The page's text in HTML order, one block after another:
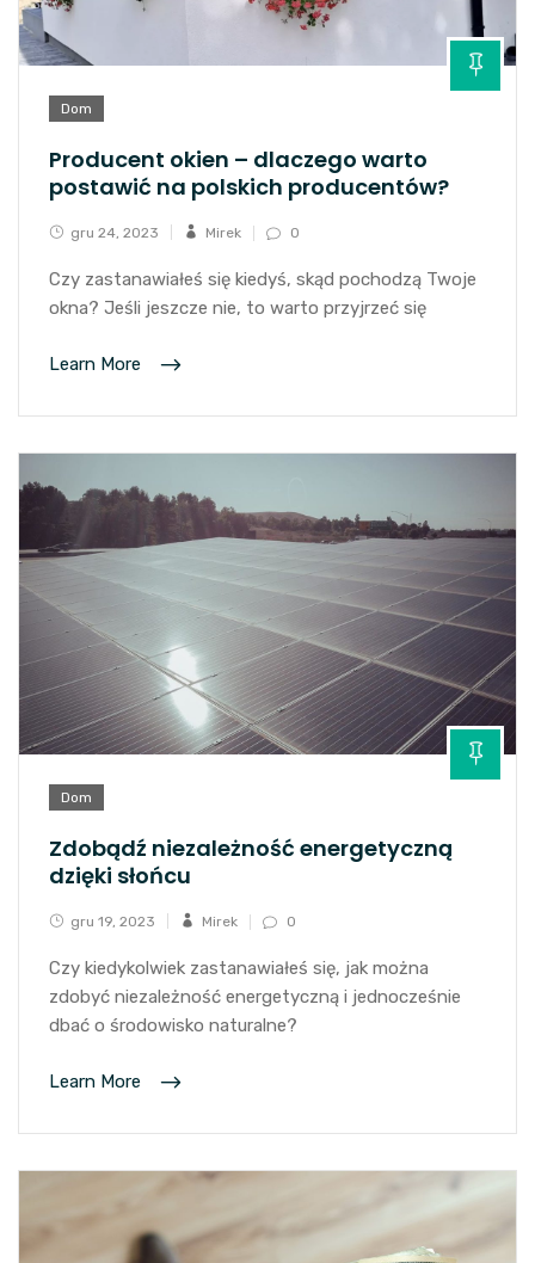
Dom
Producent okien – dlaczego warto
postawić na polskich producentów?
gru 24, 2023 Mirek 0
Czy zastanawiałeś się kiedyś, skąd pochodzą Twoje
okna? Jeśli jeszcze nie, to warto przyjrzeć się
Learn More
Dom
Zdobądź niezależność energetyczną
dzięki słońcu
gru 19, 2023 Mirek 0
Czy kiedykolwiek zastanawiałeś się, jak można
zdobyć niezależność energetyczną i jednocześnie
dbać o środowisko naturalne?
Learn More